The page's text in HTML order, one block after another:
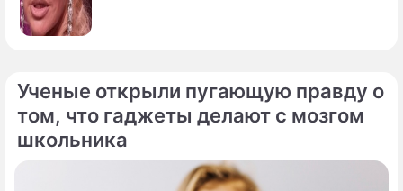
Ученые открыли пугающую правду о
том, что гаджеты делают с мозгом
школьника